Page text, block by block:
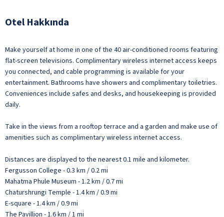
Otel Hakkında
Make yourself at home in one of the 40 air-conditioned rooms featuring
flat-screen televisions. Complimentary wireless internet access keeps
you connected, and cable programming is available for your
entertainment. Bathrooms have showers and complimentary toiletries.
Conveniences include safes and desks, and housekeeping is provided
daily.
Take in the views from a rooftop terrace and a garden and make use of
amenities such as complimentary wireless internet access.
Distances are displayed to the nearest 0.1 mile and kilometer.
Fergusson College - 0.3 km / 0.2 mi
Mahatma Phule Museum - 1.2 km / 0.7 mi
Chaturshrungi Temple - 1.4 km / 0.9 mi
E-square - 1.4 km / 0.9 mi
The Pavillion - 1.6 km / 1 mi